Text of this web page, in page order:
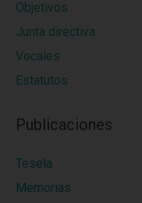
Objetivos
Junta directiva
Vocales
Estatutos
Publicaciones
Tesela
Memorias